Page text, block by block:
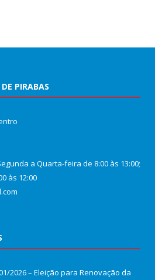
PIRABAS
a Quarta-feira de 8:00 às 13:00;
às 12:00
2026 – Eleição para Renovação da